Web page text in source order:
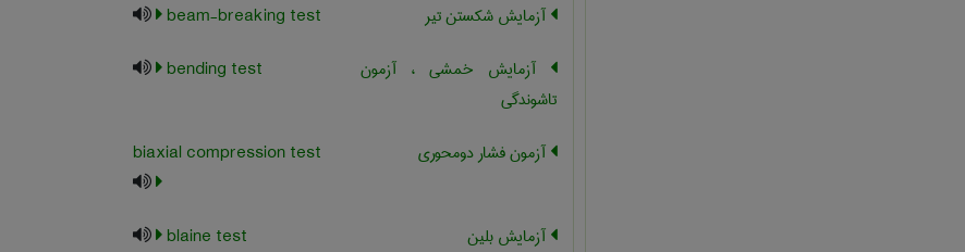
آزمایش شکستن تیر
beam-breaking test
آزمایش خمشی ، آزمون
تاشوندگی
bending test
آزمون فشار دومحوری biaxial compression test
آزمایش بلین
blaine test